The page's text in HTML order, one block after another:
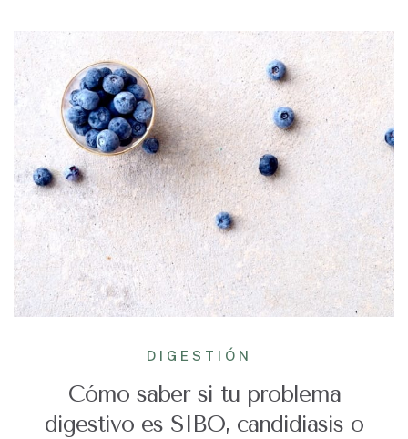
DIGESTIÓN
Cómo saber si tu problema
digestivo es SIBO, candidiasis o